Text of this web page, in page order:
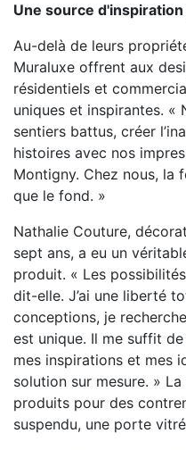
Une source
Au-delà de leurs
Muraluxe offrent aux
résidentiels et
uniques et inspirantes. «
sentiers battus, créer
histoires avec nos
Montigny. Chez nous, la
que le fond. »
Nathalie Couture,
sept ans, a eu un
produit. « Les
dit-elle. J’ai une liberté
conceptions, je
est unique. Il me suffit
mes inspirations et mes
solution sur mesure. »
produits pour des
suspendu, une porte